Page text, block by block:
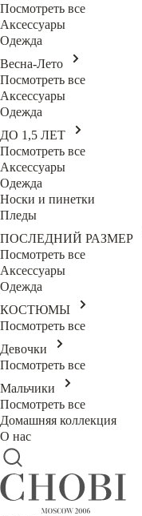
Посмотреть все
Аксессуары
Одежда
Весна-Лето
Посмотреть все
Аксессуары
Одежда
ДО 1,5 ЛЕТ
Посмотреть все
Аксессуары
Одежда
Носки и пинетки
Пледы
ПОСЛЕДНИЙ РАЗМЕР
Посмотреть все
Аксессуары
Одежда
КОСТЮМЫ
Посмотреть все
Девочки
Посмотреть все
Мальчики
Посмотреть все
Домашняя коллекция
О нас